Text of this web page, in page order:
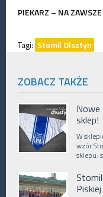
PIEKARZ – NA
Tagi: Stomil Olsztyn
ZOBACZ TAKŻE
sklep!
W
wzór
sklepu:
Piskiej